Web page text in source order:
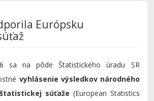
Európsku
sa na pôde Štatistického úradu SR
vyhlásenie výsledkov národného
súťaže (European Statistics